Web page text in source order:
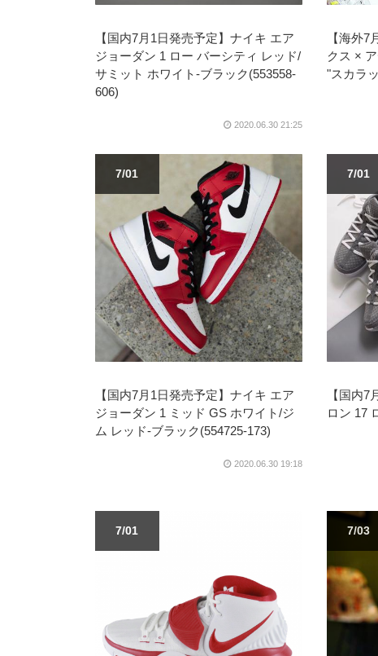
【国内7月1日発売予定】ナイキ エア
ジョーダン 1 ロー バーシティ レッド/
サミット ホワイト-ブラック(553558-
606)
2020.06.30 21:25
【海外
クス ×
"スカラ
7/01
【国内7月1日発売予定】ナイキ エア
ジョーダン 1 ミッド GS ホワイト/ジ
ム レッド-ブラック(554725-173)
2020.06.30 19:18
7/01
【国内
ロン 17
7/01 7/03